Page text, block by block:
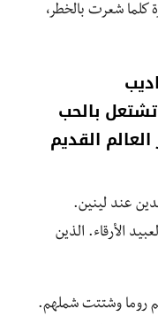
كلما شعرت بالخطر،
بالحب
القديم
عند لينين.
الأرقاء. الذين
روما وشتتت شملهم.